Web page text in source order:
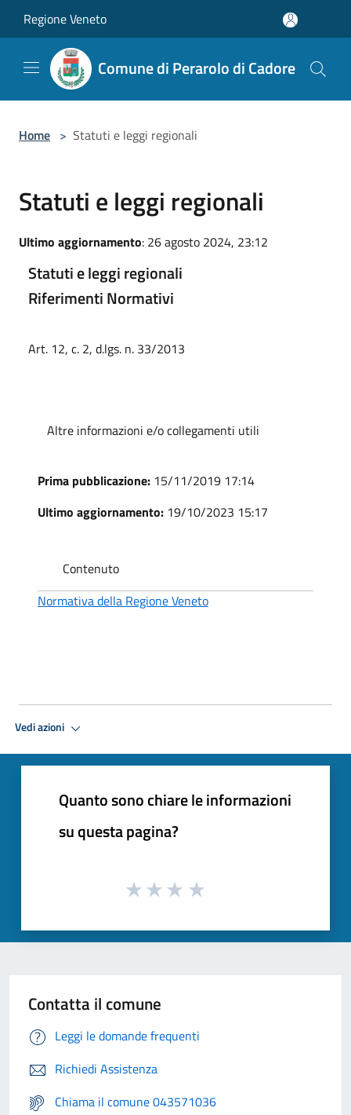
Regione Veneto
Comune di Perarolo di Cadore
Home > Statuti e leggi regionali
Statuti e leggi regionali
Ultimo aggiornamento: 26 agosto 2024, 23:12
Statuti e leggi regionali
Riferimenti Normativi
Art. 12, c. 2, d.lgs. n. 33/2013
Altre informazioni e/o collegamenti utili
Prima pubblicazione: 15/11/2019 17:14
Ultimo aggiornamento: 19/10/2023 15:17
Contenuto
Normativa della Regione Veneto
Vedi azioni
Quanto sono chiare le informazioni
su questa pagina?
Contatta il comune
Leggi le domande frequenti
Richiedi Assistenza
Chiama il comune 043571036